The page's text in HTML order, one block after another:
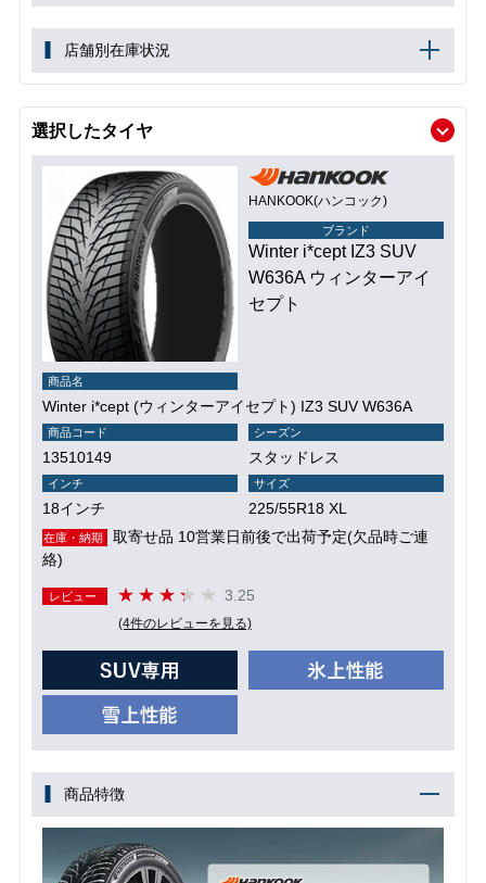
店舗別在庫状況
選択したタイヤ
HANKOOK(ハンコック)
ブランド
Winter i*cept IZ3 SUV
W636A ウィンターアイ
セプト
商品名
Winter i*cept (ウィンターアイセプト) IZ3 SUV W636A
商品コード
13510149
シーズン
スタッドレス
インチ
18インチ
サイズ
225/55R18 XL
在庫・納期
取寄せ品 10営業日前後で出荷予定(欠品時ご連
絡)
レビュー 3.25
(4件のレビューを見る)
商品特徴